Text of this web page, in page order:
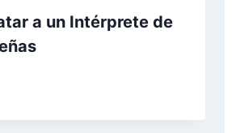
a un Intérprete de